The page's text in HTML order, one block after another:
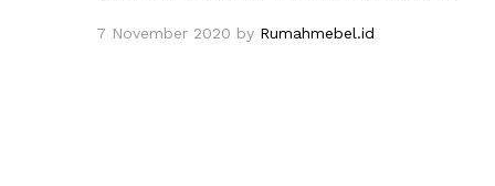
7 November 2020 by Rumahmebel.id